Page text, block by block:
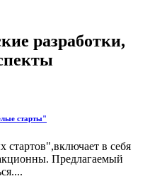
разработки,
старты"
стартов",включает в себя
Предлагаемый